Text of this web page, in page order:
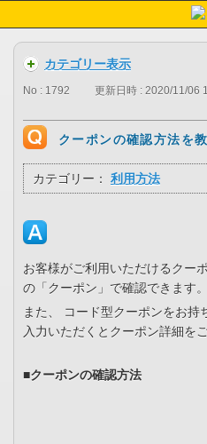
カテゴリー表示
No : 1792 更新日時 : 2020/11/06
クーポンの確認方法を
カテゴリー： 利用方法
お客様がご利用いただけるクー
の「クーポン」で確認できます。
また、 コード型クーポンをお持
入力いただくとクーポン詳細を
■クーポンの確認方法